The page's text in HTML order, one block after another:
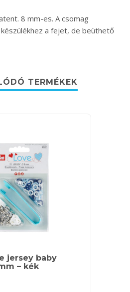
8 mm-es. A csomag
a fejet, de beüthető
TERMÉKEK
jersey baby
– kék